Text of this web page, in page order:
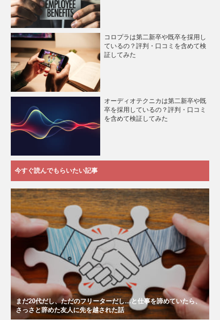
コロプラは第二新卒や既卒を採用し
ているの？評判・口コミを含めて検
証してみた
オーディオテクニカは第二新卒や既
卒を採用しているの？評判・口コミ
を含めて検証してみた
今すぐ読んでもらいたい記事
まだ20代だし、ただのフリーターだし…と仕事を諦めていたら、
さっさと辞めた友人に先を越された話